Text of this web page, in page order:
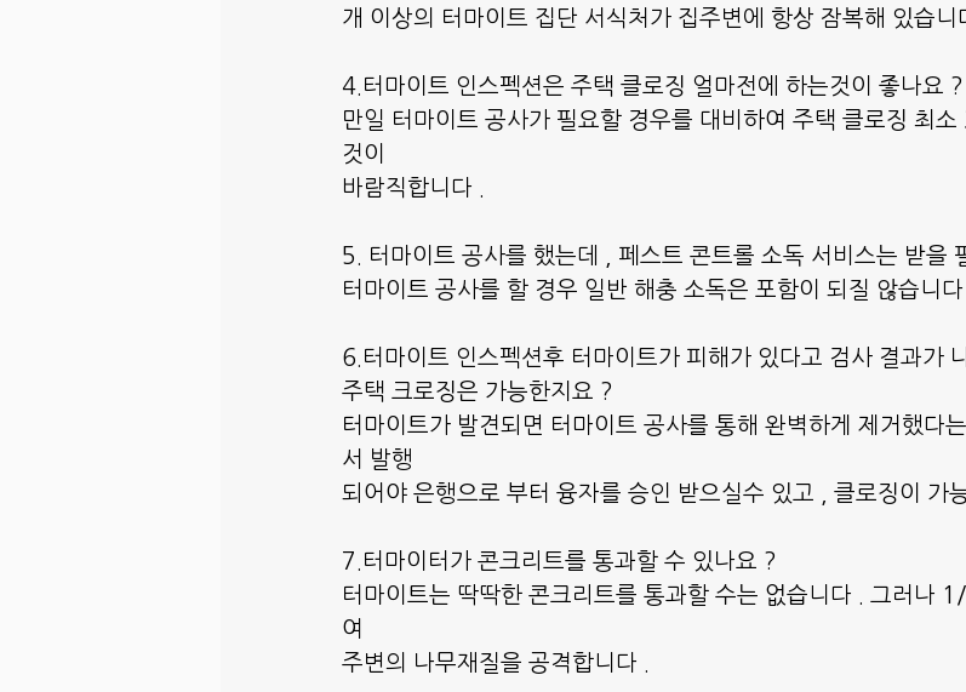
개 이상의 터마이트 집단 서식처가 집주변에 항상 잠복해 있습니
4.터마이트 인스펙션은 주택 클로징 얼마전에 하는것이 좋나요 ?
만일 터마이트 공사가 필요할 경우를 대비하여 주택 클로징 최
것이
바람직합니다 .
5. 터마이트 공사를 했는데 , 페스트 콘트롤 소독 서비스는 받을
터마이트 공사를 할 경우 일반 해충 소독은 포함이 되질 않습니다
6.터마이트 인스펙션후 터마이트가 피해가 있다고 검사 결과가
주택 크로징은 가능한지요 ?
터마이트가 발견되면 터마이트 공사를 통해 완벽하게 제거했다
서 발행
되어야 은행으로 부터 융자를 승인 받으실수 있고 , 클로징이 가
7.터마이터가 콘크리트를 통과할 수 있나요 ?
터마이트는 딱딱한 콘크리트를 통과할 수는 없습니다 . 그러나
여
주변의 나무재질을 공격합니다 .